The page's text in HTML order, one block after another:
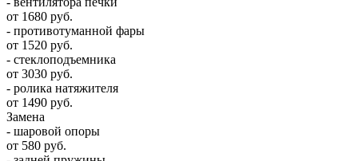
от 1680 руб.
- противотуманной фары
от 1520 руб.
- стеклоподъемника
от 3030 руб.
- ролика натяжителя
от 1490 руб.
Замена
- шаровой опоры
от 580 руб.